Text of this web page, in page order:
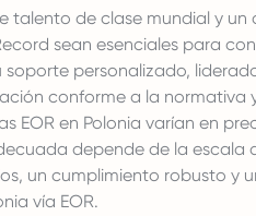
talento de clase mundial y
sean esenciales para
personalizado,
conforme a la normativa
EOR en Polonia varían en
depende de la escala
un cumplimiento robusto y
vía EOR.